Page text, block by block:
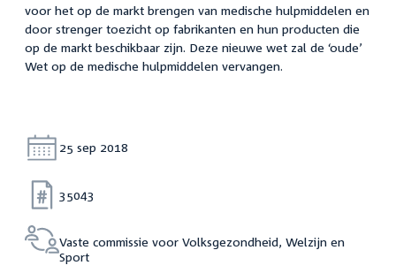
voor het op de markt brengen van medische hulpmiddelen en
door strenger toezicht op fabrikanten en hun producten die
op de markt beschikbaar zijn. Deze nieuwe wet zal de ‘oude’
Wet op de medische hulpmiddelen vervangen.
Datum:
25 sep 2018
Nummer:
35043
Vaste commissie voor Volksgezondheid, Welzijn en
Sport